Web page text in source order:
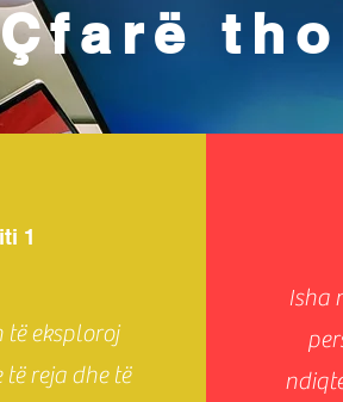
Çfarë
1
të eksploroj
reja dhe të
Isha